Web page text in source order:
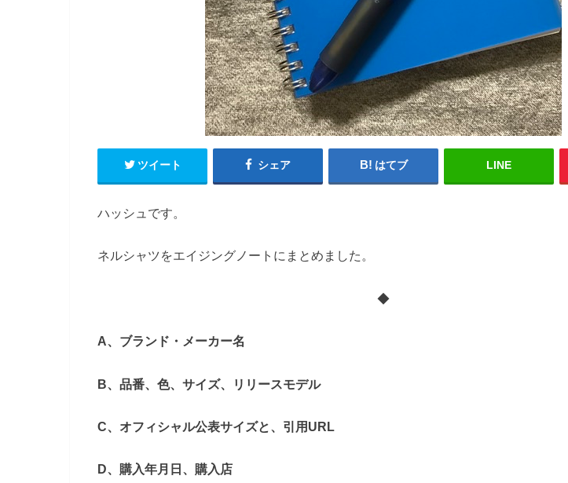
ツイート シェア はてブ LINE
ハッシュです。
ネルシャツをエイジングノートにまとめました。
◆
A、ブランド・メーカー名
B、品番、色、サイズ、リリースモデル
C、オフィシャル公表サイズと、引用URL
D、購入年月日、購入店